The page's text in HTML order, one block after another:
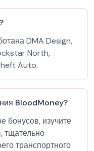
DMA Design,
North,
Auto.
BloodMoney?
бонусов, изучите
тщательно
транспортного